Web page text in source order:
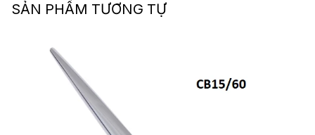
SẢN PHẨM TƯƠNG TỰ